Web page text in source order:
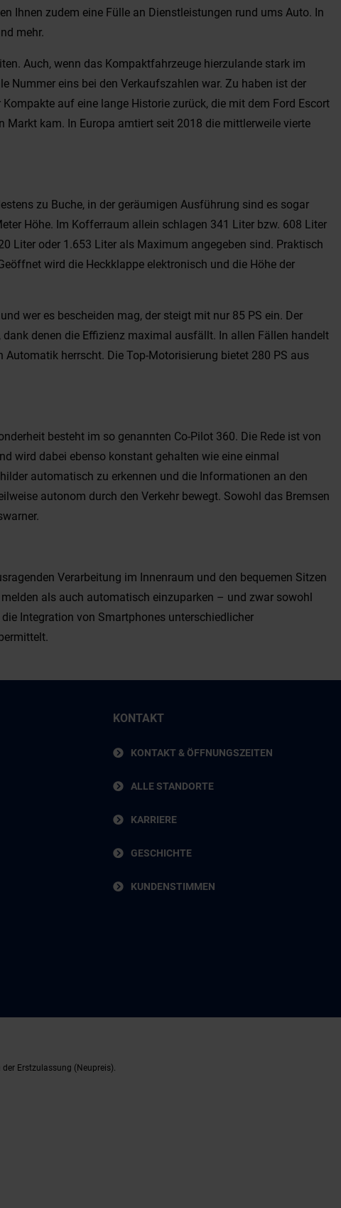
Ihnen zudem eine Fülle an Dienstleistungen rund ums Auto. In
mehr.
Auch, wenn das Kompaktfahrzeuge hierzulande stark im
Nummer eins bei den Verkaufszahlen war. Zu haben ist der
auf eine lange Historie zurück, die mit dem Ford Escort
kam. In Europa amtiert seit 2018 die mittlerweile vierte
zu Buche, in der geräumigen Ausführung sind es sogar
Höhe. Im Kofferraum allein schlagen 341 Liter bzw. 608 Liter
Liter oder 1.653 Liter als Maximum angegeben sind. Praktisch
wird die Heckklappe elektronisch und die Höhe der
wer es bescheiden mag, der steigt mit nur 85 PS ein. Der
denen die Effizienz maximal ausfällt. In allen Fällen handelt
herrscht. Die Top-Motorisierung bietet 280 PS aus
besteht im so genannten Co-Pilot 360. Die Rede ist von
wird dabei ebenso konstant gehalten wie eine einmal
automatisch zu erkennen und die Informationen an den
autonom durch den Verkehr bewegt. Sowohl das Bremsen
Verarbeitung im Innenraum und den bequemen Sitzen
als auch automatisch einzuparken – und zwar sowohl
Integration von Smartphones unterschiedlicher
KONTAKT
KONTAKT & ÖFFNUNGSZEITEN
ALLE STANDORTE
KARRIERE
GESCHICHTE
KUNDENSTIMMEN
Erstzulassung (Neupreis).